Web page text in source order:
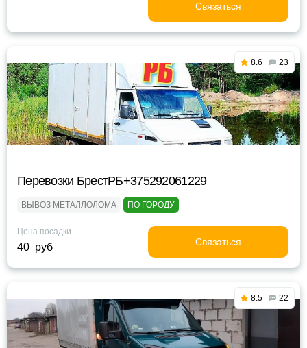
Связаться
8.6 23
Перевозки БрестРБ+375292061229
ВЫВОЗ МЕТАЛЛОЛОМА ПО ГОРОДУ
Цена посадки
40 руб Связаться
8.5 22